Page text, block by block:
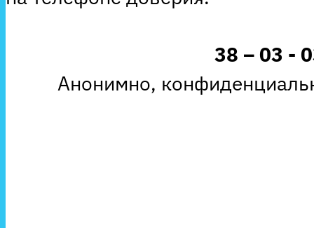
38 – 03 -
Анонимно,